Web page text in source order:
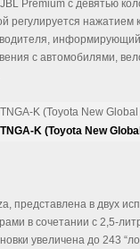
Premium с девятью
регулируется
с автомобилями,
K (Toyota New
представлена в двух
в сочетании с 2,5-
увеличена до 243